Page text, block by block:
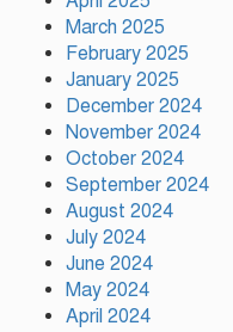
March 2025
February 2025
January 2025
December 2024
November 2024
October 2024
September 2024
August 2024
July 2024
June 2024
May 2024
April 2024